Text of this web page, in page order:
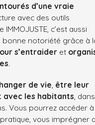
d’une vraie
avec des outils
c’est aussi
bonne notoriété grâce à
s’entraider et o
.
de vie, être leur
les habitants,
Vous pourrez accéder à
vous imprégner